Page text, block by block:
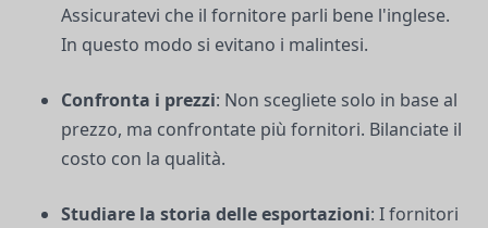
Assicuratevi che il fornitore parli bene l'inglese.
In questo modo si evitano i malintesi.
Confronta i prezzi: Non scegliete solo in base al
prezzo, ma confrontate più fornitori. Bilanciate il
costo con la qualità.
Studiare la storia delle esportazioni: I fornitori